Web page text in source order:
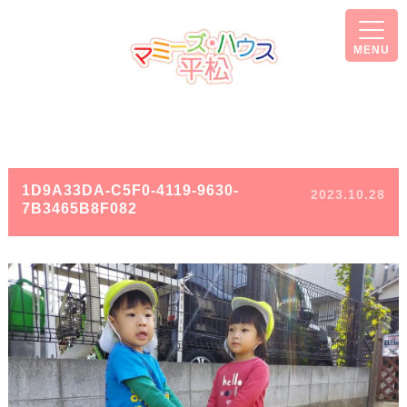
MENU
2023.10.28
1D9A33DA-C5F0-4119-9630-
7B3465B8F082